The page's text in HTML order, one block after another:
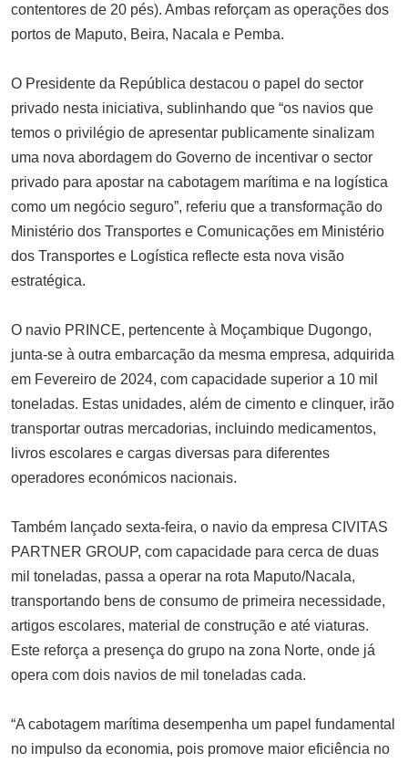
contentores de 20 pés). Ambas reforçam as operações dos
portos de Maputo, Beira, Nacala e Pemba.
O Presidente da República destacou o papel do sector
privado nesta iniciativa, sublinhando que “os navios que
temos o privilégio de apresentar publicamente sinalizam
uma nova abordagem do Governo de incentivar o sector
privado para apostar na cabotagem marítima e na logística
como um negócio seguro”, referiu que a transformação do
Ministério dos Transportes e Comunicações em Ministério
dos Transportes e Logística reflecte esta nova visão
estratégica.
O navio PRINCE, pertencente à Moçambique Dugongo,
junta-se à outra embarcação da mesma empresa, adquirida
em Fevereiro de 2024, com capacidade superior a 10 mil
toneladas. Estas unidades, além de cimento e clinquer, irão
transportar outras mercadorias, incluindo medicamentos,
livros escolares e cargas diversas para diferentes
operadores económicos nacionais.
Também lançado sexta-feira, o navio da empresa CIVITAS
PARTNER GROUP, com capacidade para cerca de duas
mil toneladas, passa a operar na rota Maputo/Nacala,
transportando bens de consumo de primeira necessidade,
artigos escolares, material de construção e até viaturas.
Este reforça a presença do grupo na zona Norte, onde já
opera com dois navios de mil toneladas cada.
“A cabotagem marítima desempenha um papel fundamental
no impulso da economia, pois promove maior eficiência no